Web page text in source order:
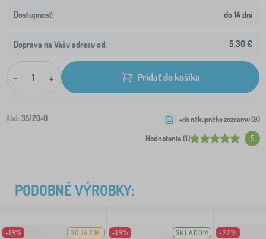
do 14 dní
Doprava na Vašu adresu od: 5,30 €
- + Pridať do košíka
Kód: 35120-0
Hodnotenie (1) 5
+do nákupného zoznamu (0)
PODOBNÉ VÝROBKY:
-19% DO 14 DNÍ -19% SKLADOM -22%